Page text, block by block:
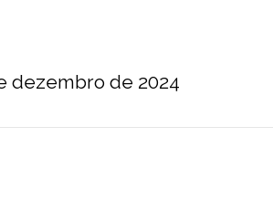
dezembro de 2024